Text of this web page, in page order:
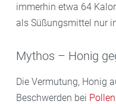
immerhin etwa 64
als Süßungsmittel nur
Mythos – Honig
Die Vermutung, Honig
Beschwerden bei